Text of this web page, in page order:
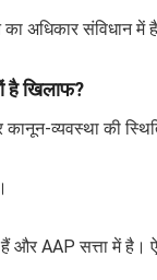
का अधिकार संविधान में
है खिलाफ?
व्यवस्था की
और AAP सत्ता में